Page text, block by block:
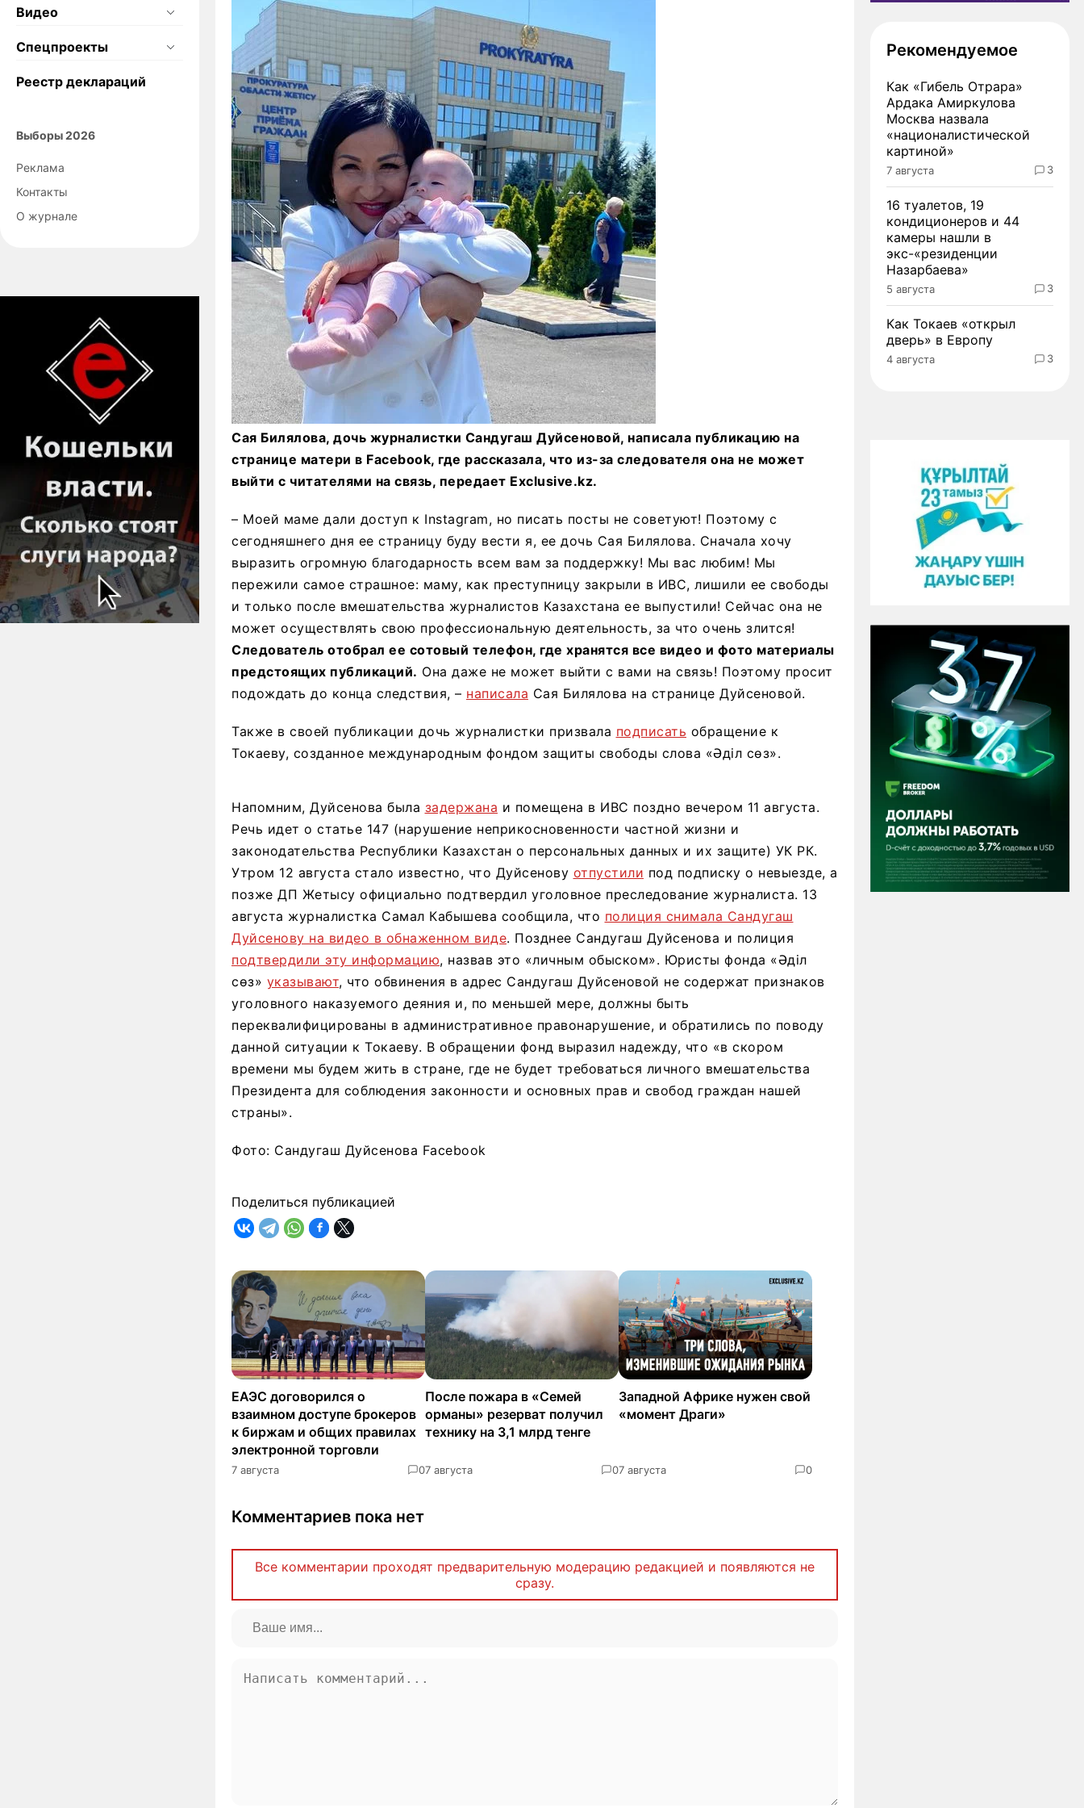
Видео
Спецпроекты
Реестр деклараций
Выборы 2026
Реклама
Контакты
О журнале
Сая Билялова, дочь журналистки Сандугаш Дуйсеновой, написала публикацию на
странице матери в Facebook, где рассказала, что из-за следователя она не может
выйти с читателями на связь, передает Exclusive.kz.
– Моей маме дали доступ к Instagram, но писать посты не советуют! Поэтому с
сегодняшнего дня ее страницу буду вести я, ее дочь Сая Билялова. Сначала хочу
выразить огромную благодарность всем вам за поддержку! Мы вас любим! Мы
пережили самое страшное: маму, как преступницу закрыли в ИВС, лишили ее свободы
и только после вмешательства журналистов Казахстана ее выпустили! Сейчас она не
может осуществлять свою профессиональную деятельность, за что очень злится!
Следователь отобрал ее сотовый телефон, где хранятся все видео и фото материалы
предстоящих публикаций. Она даже не может выйти с вами на связь! Поэтому просит
подождать до конца следствия, – написала Сая Билялова на странице Дуйсеновой.
Также в своей публикации дочь журналистки призвала подписать обращение к
Токаеву, созданное международным фондом защиты свободы слова «Әділ сөз».
Напомним, Дуйсенова была задержана и помещена в ИВС поздно вечером 11 августа.
Речь идет о статье 147 (нарушение неприкосновенности частной жизни и
законодательства Республики Казахстан о персональных данных и их защите) УК РК.
Утром 12 августа стало известно, что Дуйсенову отпустили под подписку о невыезде, а
позже ДП Жетысу официально подтвердил уголовное преследование журналиста. 13
августа журналистка Самал Кабышева сообщила, что полиция снимала Сандугаш
Дуйсенову на видео в обнаженном виде. Позднее Сандугаш Дуйсенова и полиция
подтвердили эту информацию, назвав это «личным обыском». Юристы фонда «Әділ
сөз» указывают, что обвинения в адрес Сандугаш Дуйсеновой не содержат признаков
уголовного наказуемого деяния и, по меньшей мере, должны быть
переквалифицированы в административное правонарушение, и обратились по поводу
данной ситуации к Токаеву. В обращении фонд выразил надежду, что «в скором
времени мы будем жить в стране, где не будет требоваться личного вмешательства
Президента для соблюдения законности и основных прав и свобод граждан нашей
страны».
Фото: Сандугаш Дуйсенова Facebook
Поделиться публикацией
ЕАЭС договорился о
взаимном доступе брокеров
к биржам и общих правилах
электронной торговли
7 августа 0
После пожара в «Семей
орманы» резерват получил
технику на 3,1 млрд тенге
7 августа 0
Западной Африке нужен свой
«момент Драги»
7 августа 0
Комментариев пока нет
Все комментарии проходят предварительную модерацию редакцией и появляются не
сразу.
Рекомендуемое
Как «Гибель Отрара»
Ардака Амиркулова
Москва назвала
«националистической
картиной»
7 августа 3
16 туалетов, 19
кондиционеров и 44
камеры нашли в
экс-«резиденции
Назарбаева»
5 августа 3
Как Токаев «открыл
дверь» в Европу
4 августа 3